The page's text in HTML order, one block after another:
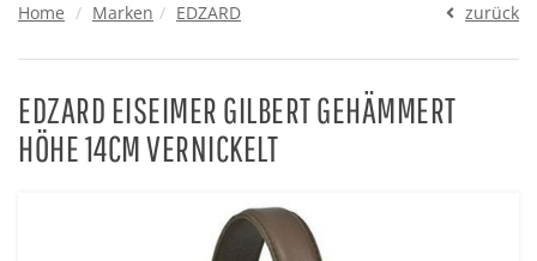
Home Marken EDZARD zurück
EDZARD EISEIMER GILBERT GEHÄMMERT
HÖHE 14CM VERNICKELT